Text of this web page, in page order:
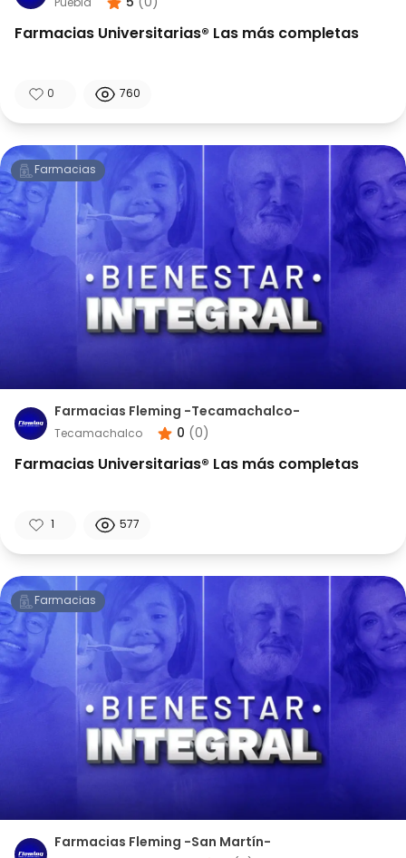
Puebla 5 (0 )
Farmacias Universitarias® Las más completas
0 760
Farmacias
Farmacias Fleming -Tecamachalco-
Tecamachalco 0 (0 )
Farmacias Universitarias® Las más completas
577
Farmacias
Farmacias Fleming -San Martín-